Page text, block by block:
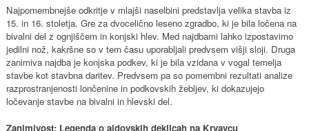
Najpomembnejše odkritje v mlajši naselbini predstavlja velika stavba iz
15. in 16. stoletja. Gre za dvocelično leseno zgradbo, ki je bila ločena na
bivalni del z ognjiščem in konjski hlev. Med najdbami lahko izpostavimo
jedilni nož, kakršne so v tem času uporabljali predvsem višji sloji. Druga
zanimiva najdba je konjska podkev, ki je bila vzidana v vogal temelja
stavbe kot stavbna daritev. Predvsem pa so pomembni rezultati analize
razprostranjenosti lončenine in podkovskih žebljev, ki dokazujejo
ločevanje stavbe na bivalni in hlevski del.
Zanimivost: Legenda o ajdovskih deklicah na Krvavcu